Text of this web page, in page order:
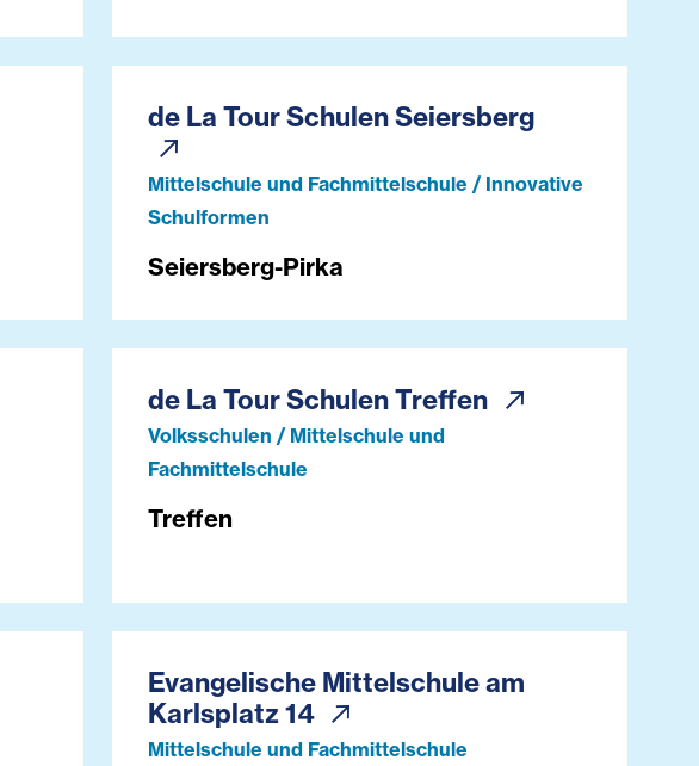
de La Tour Schulen Seiersberg
Mittelschule und Fachmittelschule / Innovative
Schulformen
Seiersberg-Pirka
de La Tour Schulen Treffen
Volksschulen / Mittelschule und
Fachmittelschule
Treffen
Evangelische Mittelschule am
Karlsplatz 14
Mittelschule und Fachmittelschule